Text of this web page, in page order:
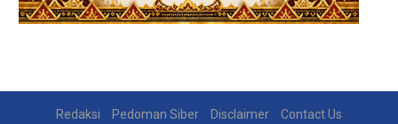
Redaksi Pedoman Siber Disclaimer Contact Us